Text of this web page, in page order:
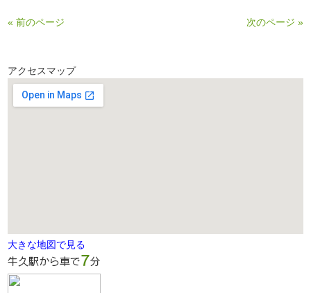
« 前のページ 次のページ »
アクセスマップ
大きな地図で見る